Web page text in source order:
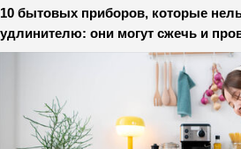
10 бытовых приборов, которые
удлинителю: они могут сжечь и